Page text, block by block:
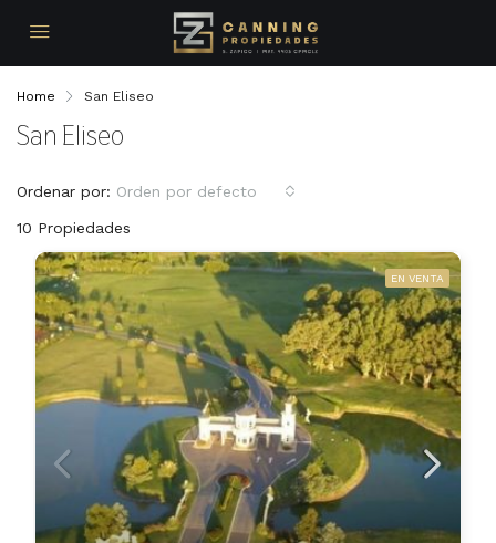
Home San Eliseo
San Eliseo
10 Propiedades
Ordenar por: Orden por defecto
EN VENTA